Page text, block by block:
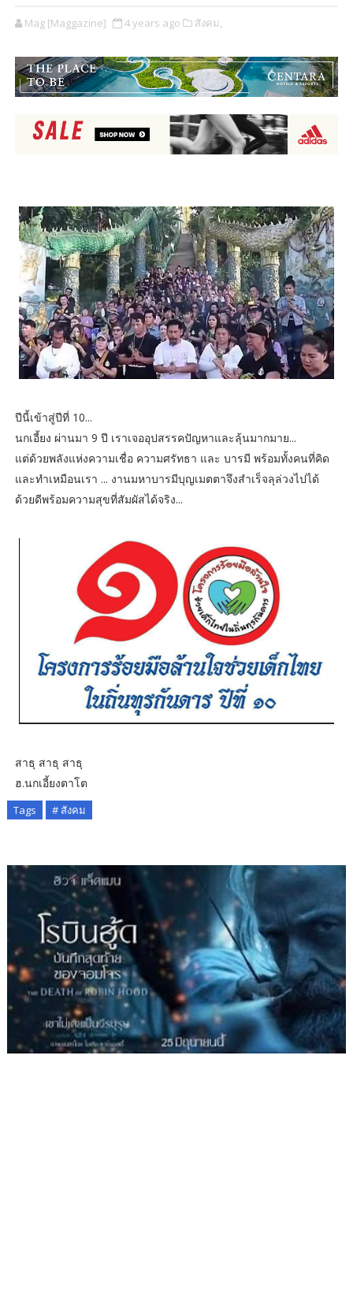
Mag [Maggazine] 4 years ago สังคม,
ปีนี้เข้าสู่ปีที่ 10...
นกเอี้ยง ผ่านมา 9 ปี เราเจออุปสรรคปัญหาและลุ้นมากมาย...
แต่ด้วยพลังแห่งความเชื่อ ความศรัทธา และ บารมี พร้อมทั้งคนที่คิด
และทำเหมือนเรา ... งานมหาบารมีบุญเมตตาจึงสำเร็จลุล่วงไปได้
ด้วยดีพร้อมความสุขที่สัมผัสได้จริง...
สาธุ สาธุ สาธุ
ฮ.นกเอี้ยงตาโต
Tags # สังคม